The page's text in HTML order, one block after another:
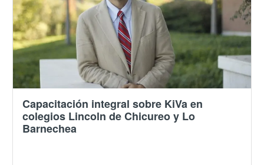
Capacitación integral sobre KiVa en
colegios Lincoln de Chicureo y Lo
Barnechea